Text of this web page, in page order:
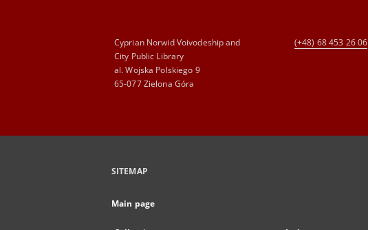
Cyprian Norwid Voivodeship and
City Public Library
al. Wojska Polskiego 9
65-077 Zielona Góra
(+48) 68 453 26 06
SITEMAP
Main page